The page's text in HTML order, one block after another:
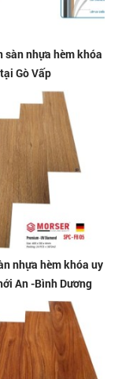
sàn nhựa hèm khóa
tại Gò Vấp
nhựa hèm khóa uy
An -Bình Dương